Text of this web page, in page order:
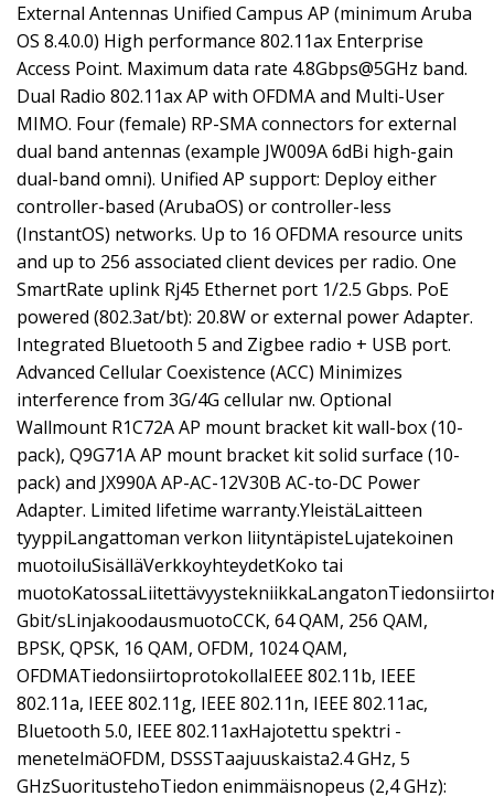
External Antennas Unified Campus AP (minimum Aruba
OS 8.4.0.0) High performance 802.11ax Enterprise
Access Point. Maximum data rate 4.8Gbps@5GHz band.
Dual Radio 802.11ax AP with OFDMA and Multi-User
MIMO. Four (female) RP-SMA connectors for external
dual band antennas (example JW009A 6dBi high-gain
dual-band omni). Unified AP support: Deploy either
controller-based (ArubaOS) or controller-less
(InstantOS) networks. Up to 16 OFDMA resource units
and up to 256 associated client devices per radio. One
SmartRate uplink Rj45 Ethernet port 1/2.5 Gbps. PoE
powered (802.3at/bt): 20.8W or external power Adapter.
Integrated Bluetooth 5 and Zigbee radio + USB port.
Advanced Cellular Coexistence (ACC) Minimizes
interference from 3G/4G cellular nw. Optional
Wallmount R1C72A AP mount bracket kit wall-box (10-
pack), Q9G71A AP mount bracket kit solid surface (10-
pack) and JX990A AP-AC-12V30B AC-to-DC Power
Adapter. Limited lifetime warranty.YleistäLaitteen
tyyppiLangattoman verkon liityntäpisteLujatekoinen
muotoiluSisälläVerkkoyhteydetKoko tai
Gbit/sLinjakoodausmuotoCCK, 64 QAM, 256 QAM,
BPSK, QPSK, 16 QAM, OFDM, 1024 QAM,
OFDMATiedonsiirtoprotokollaIEEE 802.11b, IEEE
802.11a, IEEE 802.11g, IEEE 802.11n, IEEE 802.11ac,
Bluetooth 5.0, IEEE 802.11axHajotettu spektri -
menetelmäOFDM, DSSSTaajuuskaista2.4 GHz, 5
GHzSuoritustehoTiedon enimmäisnopeus (2,4 GHz):